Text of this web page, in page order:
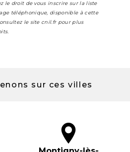
le droit de vous inscrire sur la liste
téléphonique, disponible à cette
le site cnil.fr pour plus
sur ces villes